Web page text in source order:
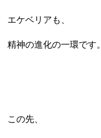
エケベリアも、
精神の進化の一環です。
この先、